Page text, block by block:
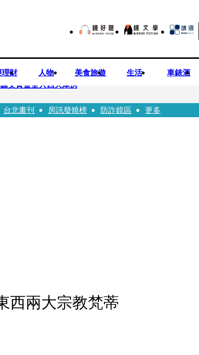
理財 人物 美食旅遊 生活 車錶酒
父黃金全入四大庫房
盼在野三思：改凍結處理受質疑項目
台北畫刊 房訊發燒榜 防詐鏡區 更多
兩大宗教梵蒂